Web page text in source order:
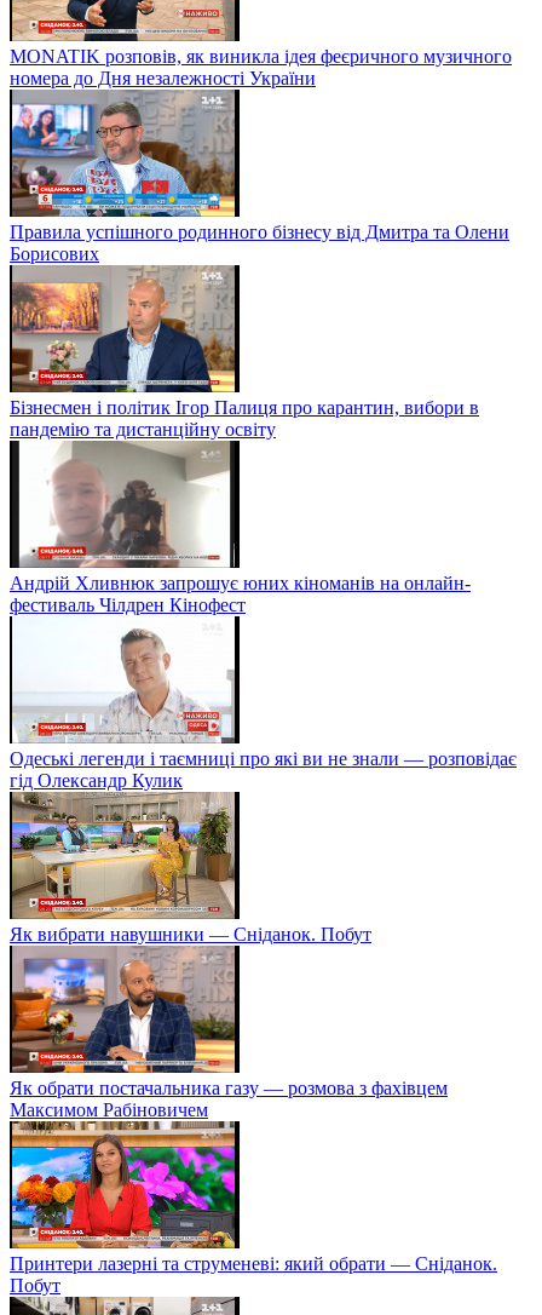
MONATIK розповів, як виникла ідея феєричного музичного
номера до Дня незалежності України
Правила успішного родинного бізнесу від Дмитра та Олени
Борисових
Бізнесмен і політик Ігор Палиця про карантин, вибори в
пандемію та дистанційну освіту
Андрій Хливнюк запрошує юних кіноманів на онлайн-
фестиваль Чілдрен Кінофест
Одеські легенди і таємниці про які ви не знали — розповідає
гід Олександр Кулик
Як вибрати навушники — Сніданок. Побут
Як обрати постачальника газу — розмова з фахівцем
Максимом Рабіновичем
Принтери лазерні та струменеві: який обрати — Сніданок.
Побут